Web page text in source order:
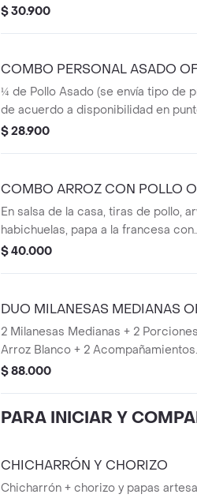
Personal en botella
$ 30.900
COMBO PERSONAL ASADO
¼ de Pollo Asado (se envía tipo de
de acuerdo a disponibilidad en
venta),1 Acompañamiento (Papa
$ 28.900
COMBO ARROZ CON POLLO
En salsa de la casa, tiras de pollo,
habichuelas, papa a la francesa con
bebida personal.
$ 40.000
DUO MILANESAS MEDIANAS
2 Milanesas Medianas + 2
Arroz Blanco + 2 Acompañamientos
(puede seleccionar 2 unidades de
$ 88.000
PARA INICIAR Y
CHICHARRÓN Y CHORIZO
Chicharrón + chorizo y papas